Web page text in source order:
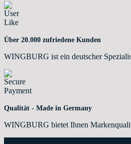
Über 20.000 zufriedene Kunden
WINGBURG ist ein deutscher
Qualität - Made in Germany
WINGBURG bietet Ihnen